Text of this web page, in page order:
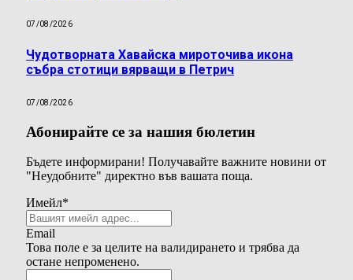
07/08/2026
Чудотворната Хавайска мироточива икона
събра стотици вярващи в Петрич
07/08/2026
Абонирайте се за нашия бюлетин
Бъдете информирани! Получавайте важните новини от
"Неудобните" директно във вашата поща.
Имейл*
Email
Това поле е за целите на валидирането и трябва да
остане непроменено.